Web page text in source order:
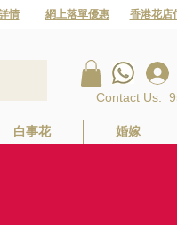
情 網上落單優惠 香港花店
Contact Us:
白事花 婚嫁